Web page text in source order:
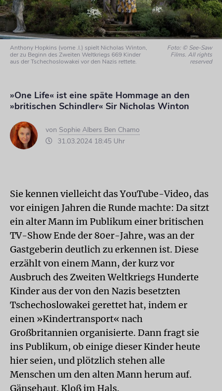
Anthony Hopkins (vorne .l.) spielt Nicholas Winton,
der zu Beginn des Zweiten Weltkriegs 669 Kinder
aus der Tschechoslowakei vor den Nazis rettete.
Foto: © See-Saw
Films. All rights
reserved
»One Life« ist eine späte Hommage an den
»britischen Schindler« Sir Nicholas Winton
von Sophie Albers Ben Chamo
31.03.2024 18:45 Uhr
Sie kennen vielleicht das YouTube-Video, das
vor einigen Jahren die Runde machte: Da sitzt
ein alter Mann im Publikum einer britischen
TV-Show Ende der 80er-Jahre, was an der
Gastgeberin deutlich zu erkennen ist. Diese
erzählt von einem Mann, der kurz vor
Ausbruch des Zweiten Weltkriegs Hunderte
Kinder aus der von den Nazis besetzten
Tschechoslowakei gerettet hat, indem er
einen »Kindertransport« nach
Großbritannien organisierte. Dann fragt sie
ins Publikum, ob einige dieser Kinder heute
hier seien, und plötzlich stehen alle
Menschen um den alten Mann herum auf.
Gänsehaut. Kloß im Hals.